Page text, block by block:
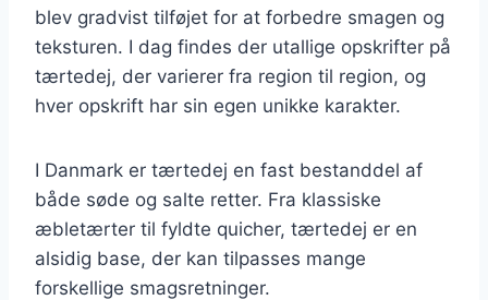
blev gradvist tilføjet for at forbedre smagen og
teksturen. I dag findes der utallige opskrifter på
tærtedej, der varierer fra region til region, og
hver opskrift har sin egen unikke karakter.
I Danmark er tærtedej en fast bestanddel af
både søde og salte retter. Fra klassiske
æbletærter til fyldte quicher, tærtedej er en
alsidig base, der kan tilpasses mange
forskellige smagsretninger.